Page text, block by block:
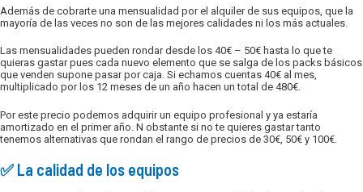
Además de cobrarte una mensualidad por el alquiler de sus equipos, que la
mayoría de las veces no son de las mejores calidades ni los más actuales.
Las mensualidades pueden rondar desde los 40€ – 50€ hasta lo que te
quieras gastar pues cada nuevo elemento que se salga de los packs básicos
que venden supone pasar por caja. Si echamos cuentas 40€ al mes,
multiplicado por los 12 meses de un año hacen un total de 480€.
Por este precio podemos adquirir un equipo profesional y ya estaría
amortizado en el primer año. N obstante si no te quieres gastar tanto
tenemos alternativas que rondan el rango de precios de 30€, 50€ y 100€.
✅ La calidad de los equipos